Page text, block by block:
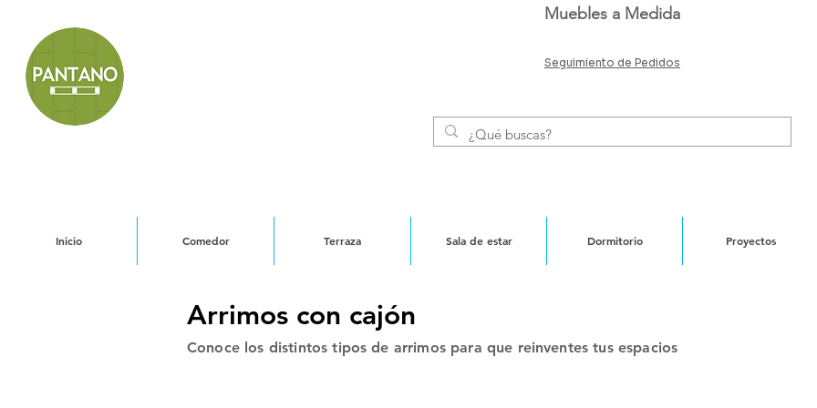
Muebles a Medida
Seguimiento de Pedidos
Inicio Comedor Terraza Sala de estar Dormitorio Proyectos
Arrimos con cajón
Conoce los distintos tipos de arrimos para que reinventes tus espacios